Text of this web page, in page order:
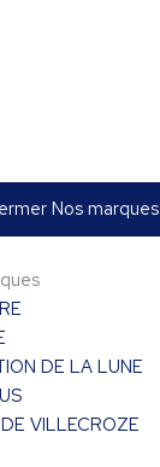
Nos marques
DE LA LUNE
VILLECROZE